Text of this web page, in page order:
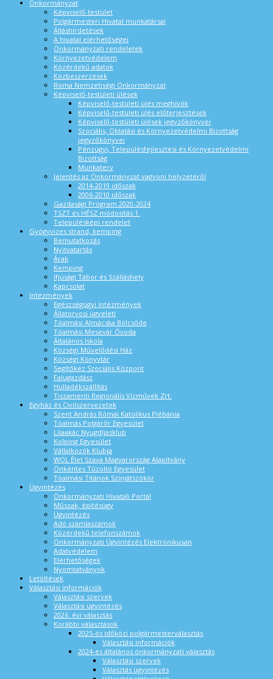
Önkormányzat
Képviselő-testület
Polgármesteri Hivatal munkatársai
Álláshirdetések
A hivatal elérhetőségei
Önkormányzati rendeletek
Környezetvédelem
Közérdekű adatok
Közbeszerzések
Roma Nemzetiségi Önkormányzat
Képviselő-testületi ülések
Képviselő-testületi ülés meghívók
Képviselő-testületi ülés előterjesztések
Képviselő-testületi ülések jegyzőkönyvei
Szociális, Oktatási és Környezetvédelmi Bizottság
jegyzőkönyvei
Pénzügyi, Településfejlesztési és Környezetvédelmi
Bizottság
Munkaterv
Jelentés az Önkormányzat vagyoni helyzetéről
2014-2019 időszak
2006-2010 időszak
Gazdasági Program 2020-2024
TSZT és HÉSZ módosítás 1.
Településképi rendelet
Gyógyvizes strand, kemping
Bemutatkozás
Nyitvatartás
Árak
Kemping
Ifjúsági Tábor és Szálláshely
Kapcsolat
Intézmények
Egészségügyi Intézmények
Állatorvosi ügyeleti
Tóalmási Almácska Bölcsőde
Tóalmási Mesevár Óvoda
Általános Iskola
Községi Művelődési Ház
Községi Könyvtár
Segítőkéz Szociális Központ
Falugazdász
Hulladékszállítás
Tiszamenti Regionális Vízművek Zrt.
Egyház és Civilszervezetek
Szent András Római Katolikus Plébánia
Tóalmás Polgárőr Egyesület
Lilaakác Nyugdíjasklub
Kolping Egyesület
Vállalkozók Klubja
WOL Élet Szava Magyarország Alapítvány
Önkéntes Tűzoltó Egyesület
Tóalmási Titánok Színjátszókör
Ügyintézés
Önkormányzati Hivatali Portál
Műszak, építésügy
Ügyintézés
Adó számlaszámok
Közérdekű telefonszámok
Önkormányzati Ügyintézés Elektronikusan
Adatvédelem
Elérhetőségek
Nyomtatványok
Letöltések
Választási információk
Választási szervek
Választási ügyintézés
2026. évi választás
Korábbi választások
2025-ös időközi polgármesterválasztás
Választási információk
2024-es általános önkormányzati választás
Választási szervek
Választás ügyintézés